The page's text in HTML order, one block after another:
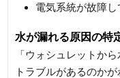
電気系統が故障し
水が漏れる原因の特
「ウォシュレットか
トラブルがあるのか